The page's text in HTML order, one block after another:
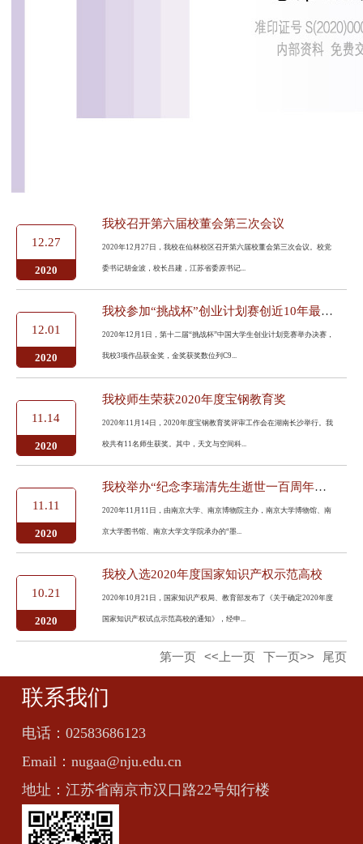
12.27
2020
我校召开第六届校董会第三次会议
2020年12月27日，我校在仙林校区召开第六届校董会第三次会议。校党
委书记胡金波，校长吕建，江苏省委原书记...
12.01
2020
我校参加“挑战杯”创业计划赛创近10年最佳成绩
2020年12月1日，第十二届“挑战杯”中国大学生创业计划竞赛举办决赛，
我校3项作品获金奖，金奖获奖数位列C9...
11.14
2020
我校师生荣获2020年度宝钢教育奖
2020年11月14日，2020年度宝钢教育奖评审工作会在湖南长沙举行。我
校共有11名师生获奖。其中，天文与空间科...
11.11
2020
我校举办“纪念李瑞清先生逝世一百周年书画文献展”
2020年11月11日，由南京大学、南京博物院主办，南京大学博物馆、南
京大学图书馆、南京大学文学院承办的“墨...
10.21
2020
我校入选2020年度国家知识产权示范高校
2020年10月21日，国家知识产权局、教育部发布了《关于确定2020年度
国家知识产权试点示范高校的通知》，经申...
第一页 <<上一页 下一页>> 尾页
联系我们
电话： 02583686123
Email： nugaa@nju.edu.cn
地址： 江苏省南京市汉口路22号知行楼